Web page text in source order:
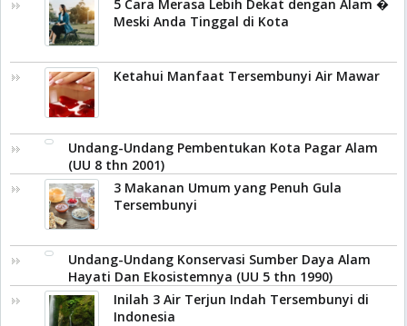
5 Cara Merasa Lebih Dekat dengan Alam �
Meski Anda Tinggal di Kota
Ketahui Manfaat Tersembunyi Air Mawar
Undang-Undang Pembentukan Kota Pagar Alam
(UU 8 thn 2001)
3 Makanan Umum yang Penuh Gula
Tersembunyi
Undang-Undang Konservasi Sumber Daya Alam
Hayati Dan Ekosistemnya (UU 5 thn 1990)
Inilah 3 Air Terjun Indah Tersembunyi di
Indonesia